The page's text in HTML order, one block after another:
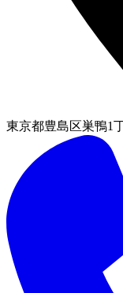
東京都豊島区巣鴨1